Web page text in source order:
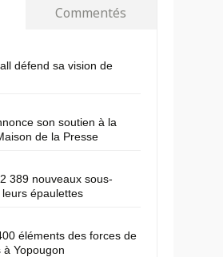
Commentés
défend sa vision de
son soutien à la
de la Presse
389 nouveaux sous-
épaulettes
éléments des forces de
Yopougon